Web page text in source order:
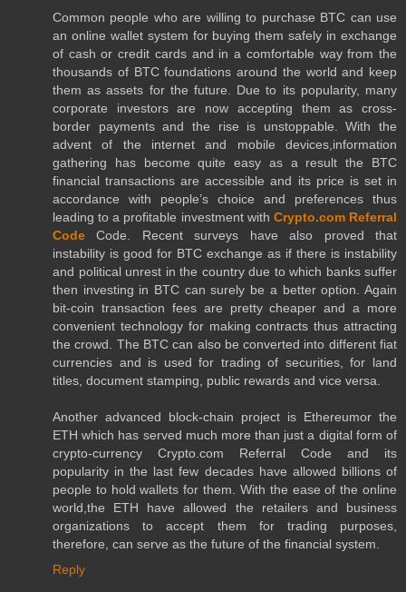
Common people who are willing to purchase BTC can use
an online wallet system for buying them safely in exchange
of cash or credit cards and in a comfortable way from the
thousands of BTC foundations around the world and keep
them as assets for the future. Due to its popularity, many
corporate investors are now accepting them as cross-
border payments and the rise is unstoppable. With the
advent of the internet and mobile devices,information
gathering has become quite easy as a result the BTC
financial transactions are accessible and its price is set in
accordance with people’s choice and preferences thus
leading to a profitable investment with Crypto.com Referral
Code Code. Recent surveys have also proved that
instability is good for BTC exchange as if there is instability
and political unrest in the country due to which banks suffer
then investing in BTC can surely be a better option. Again
bit-coin transaction fees are pretty cheaper and a more
convenient technology for making contracts thus attracting
the crowd. The BTC can also be converted into different fiat
currencies and is used for trading of securities, for land
titles, document stamping, public rewards and vice versa.
Another advanced block-chain project is Ethereumor the
ETH which has served much more than just a digital form of
crypto-currency Crypto.com Referral Code and its
popularity in the last few decades have allowed billions of
people to hold wallets for them. With the ease of the online
world,the ETH have allowed the retailers and business
organizations to accept them for trading purposes,
therefore, can serve as the future of the financial system.
Reply